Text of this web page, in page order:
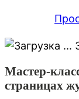
Мастер-
страницах